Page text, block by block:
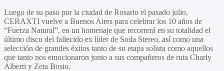
Luego de su paso por la ciudad de Rosario el pasado julio,
CERAXTI vuelve a Buenos Aires para celebrar los 10 años de
“Fuerza Natural”, en un homenaje que recorrerá en su totalidad el
último disco del fallecido ex líder de Soda Stereo, así como una
selección de grandes éxitos tanto de su etapa solista como aquellos
que tanto nos emocionaron junto a sus compañeros de ruta Charly
Alberti y Zeta Bosio.